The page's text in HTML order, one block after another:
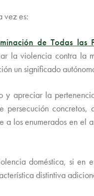
vez es:
de Todas
la violencia contra la
un significado
apreciar la
a los enumerados en
doméstica, si en
distintiva